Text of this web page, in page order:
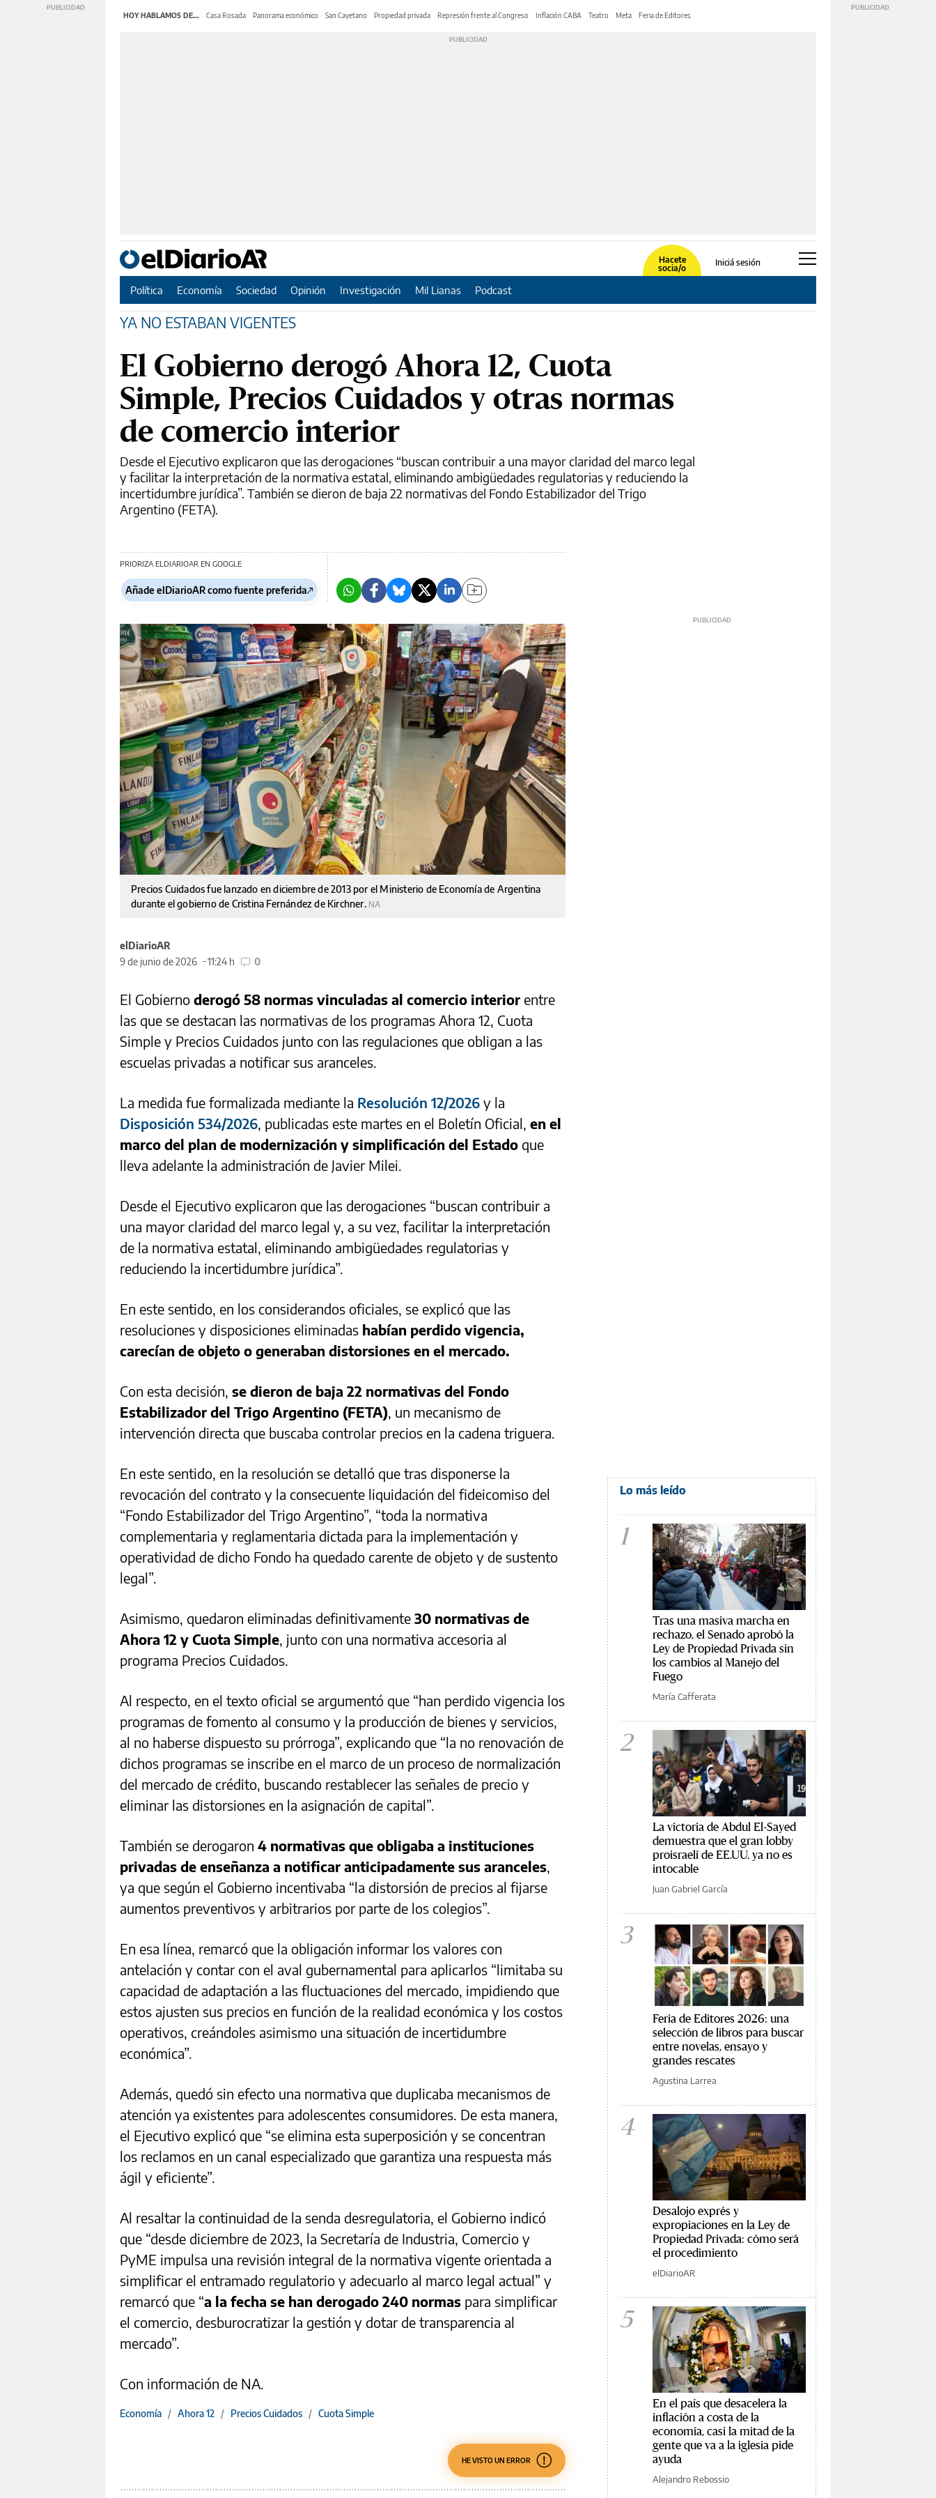
HOY HABLAMOS DE... Casa Rosada Panorama económico San Cayetano Propiedad privada Represión frente al Congreso Inflación CABA Teatro Meta Feria de Editores
Hacete
socia/o
Iniciá sesión
Política Economía Sociedad Opinión Investigación Mil Lianas Podcast
YA NO ESTABAN VIGENTES
El Gobierno derogó Ahora 12, Cuota
Simple, Precios Cuidados y otras normas
de comercio interior
Desde el Ejecutivo explicaron que las derogaciones “buscan contribuir a una mayor claridad del marco legal
y facilitar la interpretación de la normativa estatal, eliminando ambigüedades regulatorias y reduciendo la
incertidumbre jurídica”. También se dieron de baja 22 normativas del Fondo Estabilizador del Trigo
Argentino (FETA).
PRIORIZA ELDIARIOAR EN GOOGLE
Añade elDiarioAR como fuente preferida
Precios Cuidados fue lanzado en diciembre de 2013 por el Ministerio de Economía de Argentina
durante el gobierno de Cristina Fernández de Kirchner. NA
elDiarioAR
9 de junio de 2026
11:24 h 0
El Gobierno derogó 58 normas vinculadas al comercio interior entre
las que se destacan las normativas de los programas Ahora 12, Cuota
Simple y Precios Cuidados junto con las regulaciones que obligan a las
escuelas privadas a notificar sus aranceles.
La medida fue formalizada mediante la Resolución 12/2026 y la
Disposición 534/2026, publicadas este martes en el Boletín Oficial, en el
marco del plan de modernización y simplificación del Estado que
lleva adelante la administración de Javier Milei.
Desde el Ejecutivo explicaron que las derogaciones “buscan contribuir a
una mayor claridad del marco legal y, a su vez, facilitar la interpretación
de la normativa estatal, eliminando ambigüedades regulatorias y
reduciendo la incertidumbre jurídica”.
En este sentido, en los considerandos oficiales, se explicó que las
resoluciones y disposiciones eliminadas habían perdido vigencia,
carecían de objeto o generaban distorsiones en el mercado.
Con esta decisión, se dieron de baja 22 normativas del Fondo
Estabilizador del Trigo Argentino (FETA), un mecanismo de
intervención directa que buscaba controlar precios en la cadena triguera.
En este sentido, en la resolución se detalló que tras disponerse la
revocación del contrato y la consecuente liquidación del fideicomiso del
“Fondo Estabilizador del Trigo Argentino”, “toda la normativa
complementaria y reglamentaria dictada para la implementación y
operatividad de dicho Fondo ha quedado carente de objeto y de sustento
legal”.
Asimismo, quedaron eliminadas definitivamente 30 normativas de
Ahora 12 y Cuota Simple, junto con una normativa accesoria al
programa Precios Cuidados.
Al respecto, en el texto oficial se argumentó que “han perdido vigencia los
programas de fomento al consumo y la producción de bienes y servicios,
al no haberse dispuesto su prórroga”, explicando que “la no renovación de
dichos programas se inscribe en el marco de un proceso de normalización
del mercado de crédito, buscando restablecer las señales de precio y
eliminar las distorsiones en la asignación de capital”.
También se derogaron 4 normativas que obligaba a instituciones
privadas de enseñanza a notificar anticipadamente sus aranceles,
ya que según el Gobierno incentivaba “la distorsión de precios al fijarse
aumentos preventivos y arbitrarios por parte de los colegios”.
En esa línea, remarcó que la obligación informar los valores con
antelación y contar con el aval gubernamental para aplicarlos “limitaba su
capacidad de adaptación a las fluctuaciones del mercado, impidiendo que
estos ajusten sus precios en función de la realidad económica y los costos
operativos, creándoles asimismo una situación de incertidumbre
económica”.
Además, quedó sin efecto una normativa que duplicaba mecanismos de
atención ya existentes para adolescentes consumidores. De esta manera,
el Ejecutivo explicó que “se elimina esta superposición y se concentran
los reclamos en un canal especializado que garantiza una respuesta más
ágil y eficiente”.
Al resaltar la continuidad de la senda desregulatoria, el Gobierno indicó
que “desde diciembre de 2023, la Secretaría de Industria, Comercio y
PyME impulsa una revisión integral de la normativa vigente orientada a
simplificar el entramado regulatorio y adecuarlo al marco legal actual” y
remarcó que “a la fecha se han derogado 240 normas para simplificar
el comercio, desburocratizar la gestión y dotar de transparencia al
mercado”.
Con información de NA.
Economía / Ahora 12 / Precios Cuidados / Cuota Simple
HE VISTO UN ERROR
Lo más leído
1
Tras una masiva marcha en
rechazo, el Senado aprobó la
Ley de Propiedad Privada sin
los cambios al Manejo del
Fuego
María Cafferata
2
La victoria de Abdul El-Sayed
demuestra que el gran lobby
proisraelí de EE.UU. ya no es
intocable
Juan Gabriel García
3
Feria de Editores 2026: una
selección de libros para buscar
entre novelas, ensayo y
grandes rescates
Agustina Larrea
4
Desalojo exprés y
expropiaciones en la Ley de
Propiedad Privada: cómo será
el procedimiento
elDiarioAR
5
En el país que desacelera la
inflación a costa de la
economía, casi la mitad de la
gente que va a la iglesia pide
ayuda
Alejandro Rebossio